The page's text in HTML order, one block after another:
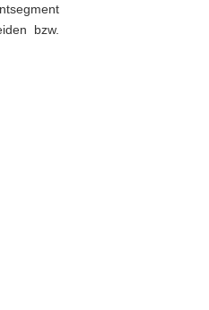
bzw.